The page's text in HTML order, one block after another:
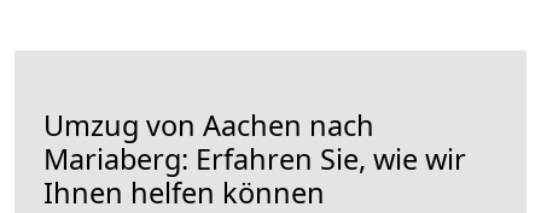
Umzug von Aachen nach
Mariaberg: Erfahren Sie, wie wir
Ihnen helfen können